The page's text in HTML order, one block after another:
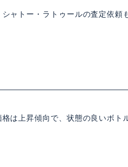
ャトー・ラトゥールの査定依頼
は上昇傾向で、状態の良いボト